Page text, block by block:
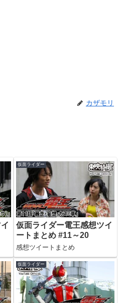
カザモリ
仮面ライダー
仮面ライダー電王感想ツイ
ートまとめ #11～20
感想ツイートまとめ
仮面ライダー